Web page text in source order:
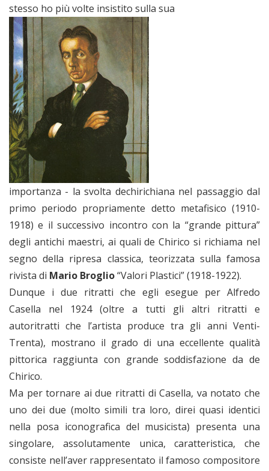
stesso ho più volte insistito sulla sua
importanza - la svolta dechirichiana nel passaggio dal
primo periodo propriamente detto metafisico (1910-
1918) e il successivo incontro con la “grande pittura”
degli antichi maestri, ai quali de Chirico si richiama nel
segno della ripresa classica, teorizzata sulla famosa
rivista di Mario Broglio“Valori Plastici” (1918-1922).
Dunque i due ritratti che egli esegue per Alfredo
Casella nel 1924 (oltre a tutti gli altri ritratti e
autoritratti che l’artista produce tra gli anni Venti-
Trenta), mostrano il grado di una eccellente qualità
pittorica raggiunta con grande soddisfazione da de
Chirico.
Ma per tornare ai due ritratti di Casella, va notato che
uno dei due (molto simili tra loro, direi quasi identici
nella posa iconografica del musicista) presenta una
singolare, assolutamente unica, caratteristica, che
consiste nell’aver rappresentato il famoso compositore